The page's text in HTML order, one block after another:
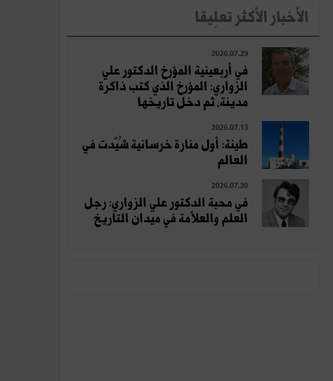
الأخبار الأكثر تعلِيقا
2026.07.29
في أربعينية المؤرخ الدكتور علي
الزواري: المؤرخ الذي كتب ذاكرة
مدينة، ثم دخل تاريخها
2026.07.13
طينة: أول منارة خرسانية شُيّدت في
العالم
2026.07.30
في محبة الدكتور علي الزواري: رجل
العلم والعلاّمة في ميدان التاريخ